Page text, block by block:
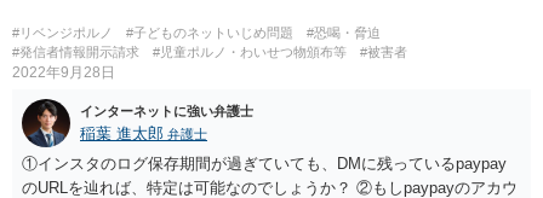
#リベンジポルノ #子どものネットいじめ問題
#恐喝・脅迫
#発信者情報開示請求
#児童ポルノ・わいせつ物頒布等 #被害者
2022年9月28日
インターネットに強い弁護士
稲葉 進太郎 弁護士
①インスタのログ保存期間が過ぎていても、DMに残っているpaypay
のURLを辿れば、特定は可能なのでしょうか？ ②もしpaypayのアカウ